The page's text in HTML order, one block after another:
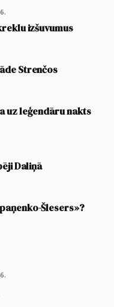
izšuvumus
Strenčos
uz leģendāru nakts
Daliņā
Šlesers»?